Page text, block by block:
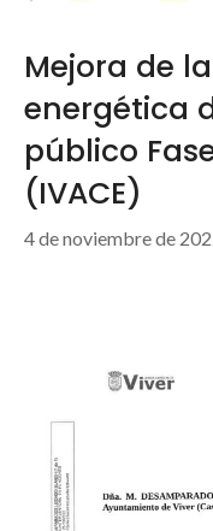
Mejora de
energética
público
(IVACE)
4 de noviembre de